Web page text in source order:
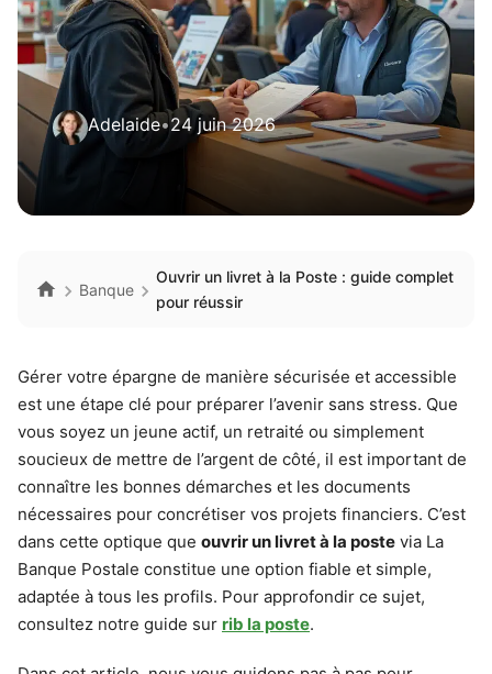
Adelaide•24 juin 2026
Banque
Ouvrir un livret à la Poste : guide complet
pour réussir
Gérer votre épargne de manière sécurisée et accessible
est une étape clé pour préparer l’avenir sans stress. Que
vous soyez un jeune actif, un retraité ou simplement
soucieux de mettre de l’argent de côté, il est important de
connaître les bonnes démarches et les documents
nécessaires pour concrétiser vos projets financiers. C’est
dans cette optique que ouvrir un livret à la poste via La
Banque Postale constitue une option fiable et simple,
adaptée à tous les profils. Pour approfondir ce sujet,
consultez notre guide sur rib la poste.